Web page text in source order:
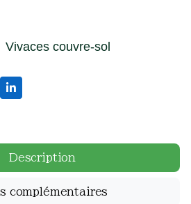
Vivaces couvre-sol
Description
complémentaires